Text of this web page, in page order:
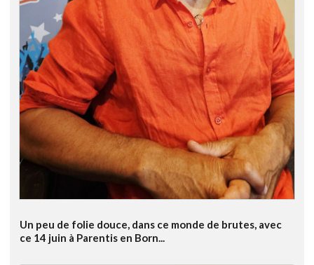
Un peu de folie douce, dans ce monde de brutes, avec
ce 14 juin à Parentis en Born...